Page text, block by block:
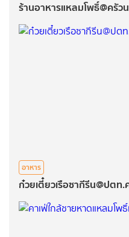
ร้านอาหารแหลมโพธิ์@ครัว
อาหาร
ก๋วยเตี๋ยวเรือซากีรีน@ปตท